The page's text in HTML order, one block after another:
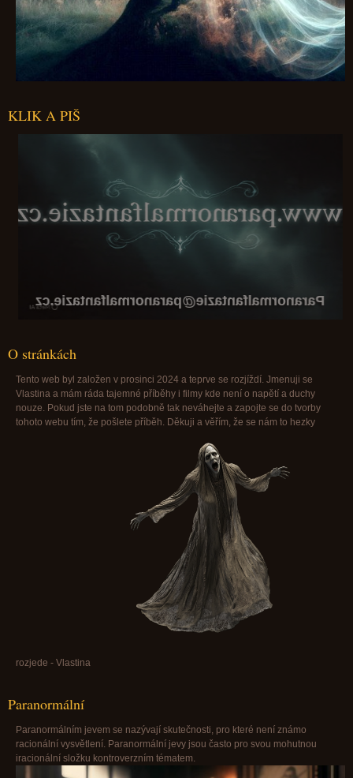
KLIK A PIŠ
Paranormalfantazie@paranormalfantazie.cz
O stránkách
Tento web byl založen v prosinci 2024 a teprve se rozjíždí. Jmenuji se
Vlastina a mám ráda tajemné příběhy i filmy kde není o napětí a duchy
nouze. Pokud jste na tom podobně tak neváhejte a zapojte se do tvorby
tohoto webu tím, že pošlete příběh. Děkuji a věřím, že se nám to hezky
rozjede - Vlastina
Paranormální
Paranormálním jevem se nazývají skutečnosti, pro které není známo
racionální vysvětlení. Paranormální jevy jsou často pro svou mohutnou
iracionální složku kontroverzním tématem.